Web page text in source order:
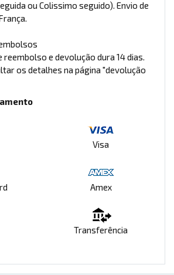
ou Colissimo seguido). Envio de
reembolso e devolução dura 14 dias.
os detalhes na página "devolução
Visa
Amex
Transferência